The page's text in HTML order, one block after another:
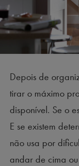
Depois de
tirar o máximo
disponível. Se o
E se existem
não usa por
andar de cima